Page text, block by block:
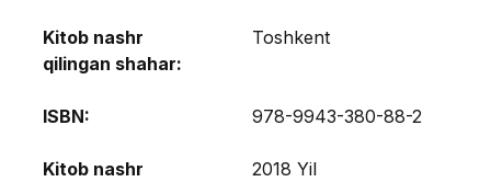
Kitob nashr
qilingan shahar:
Toshkent
ISBN: 978-9943-380-88-2
Kitob nashr
2018 Yil